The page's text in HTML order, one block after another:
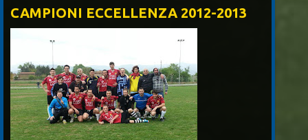
CAMPIONI ECCELLENZA 2012-2013